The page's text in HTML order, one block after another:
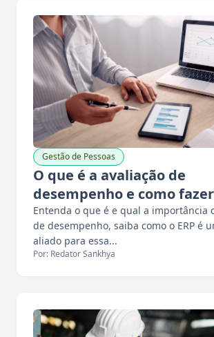
Gestão de Pessoas
O que é a avaliação de
desempenho e como
Entenda o que é e qual a importância
de desempenho, saiba como o ERP é
aliado para essa...
Por: Redator Sankhya